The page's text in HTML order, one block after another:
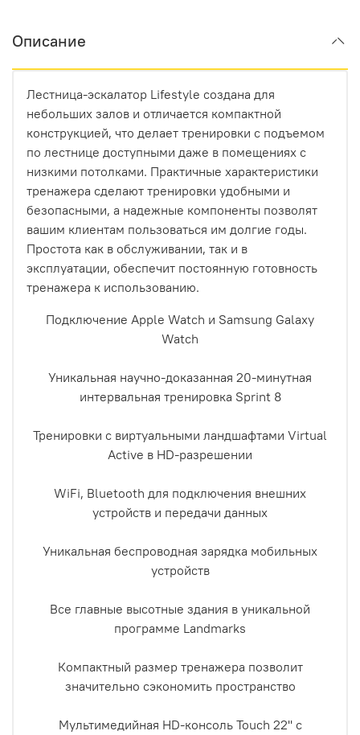
Описание
Лестница-эскалатор Lifestyle создана для
небольших залов и отличается компактной
конструкцией, что делает тренировки с подъемом
по лестнице доступными даже в помещениях с
низкими потолками. Практичные характеристики
тренажера сделают тренировки удобными и
безопасными, а надежные компоненты позволят
вашим клиентам пользоваться им долгие годы.
Простота как в обслуживании, так и в
эксплуатации, обеспечит постоянную готовность
тренажера к использованию.
Подключение Apple Watch и Samsung Galaxy
Watch
Уникальная научно-доказанная 20-минутная
интервальная тренировка Sprint 8
Тренировки с виртуальными ландшафтами Virtual
Active в HD-разрешении
WiFi, Bluetooth для подключения внешних
устройств и передачи данных
Уникальная беспроводная зарядка мобильных
устройств
Все главные высотные здания в уникальной
программе Landmarks
Компактный размер тренажера позволит
значительно сэкономить пространство
Мультимедийная HD-консоль Touch 22'' с